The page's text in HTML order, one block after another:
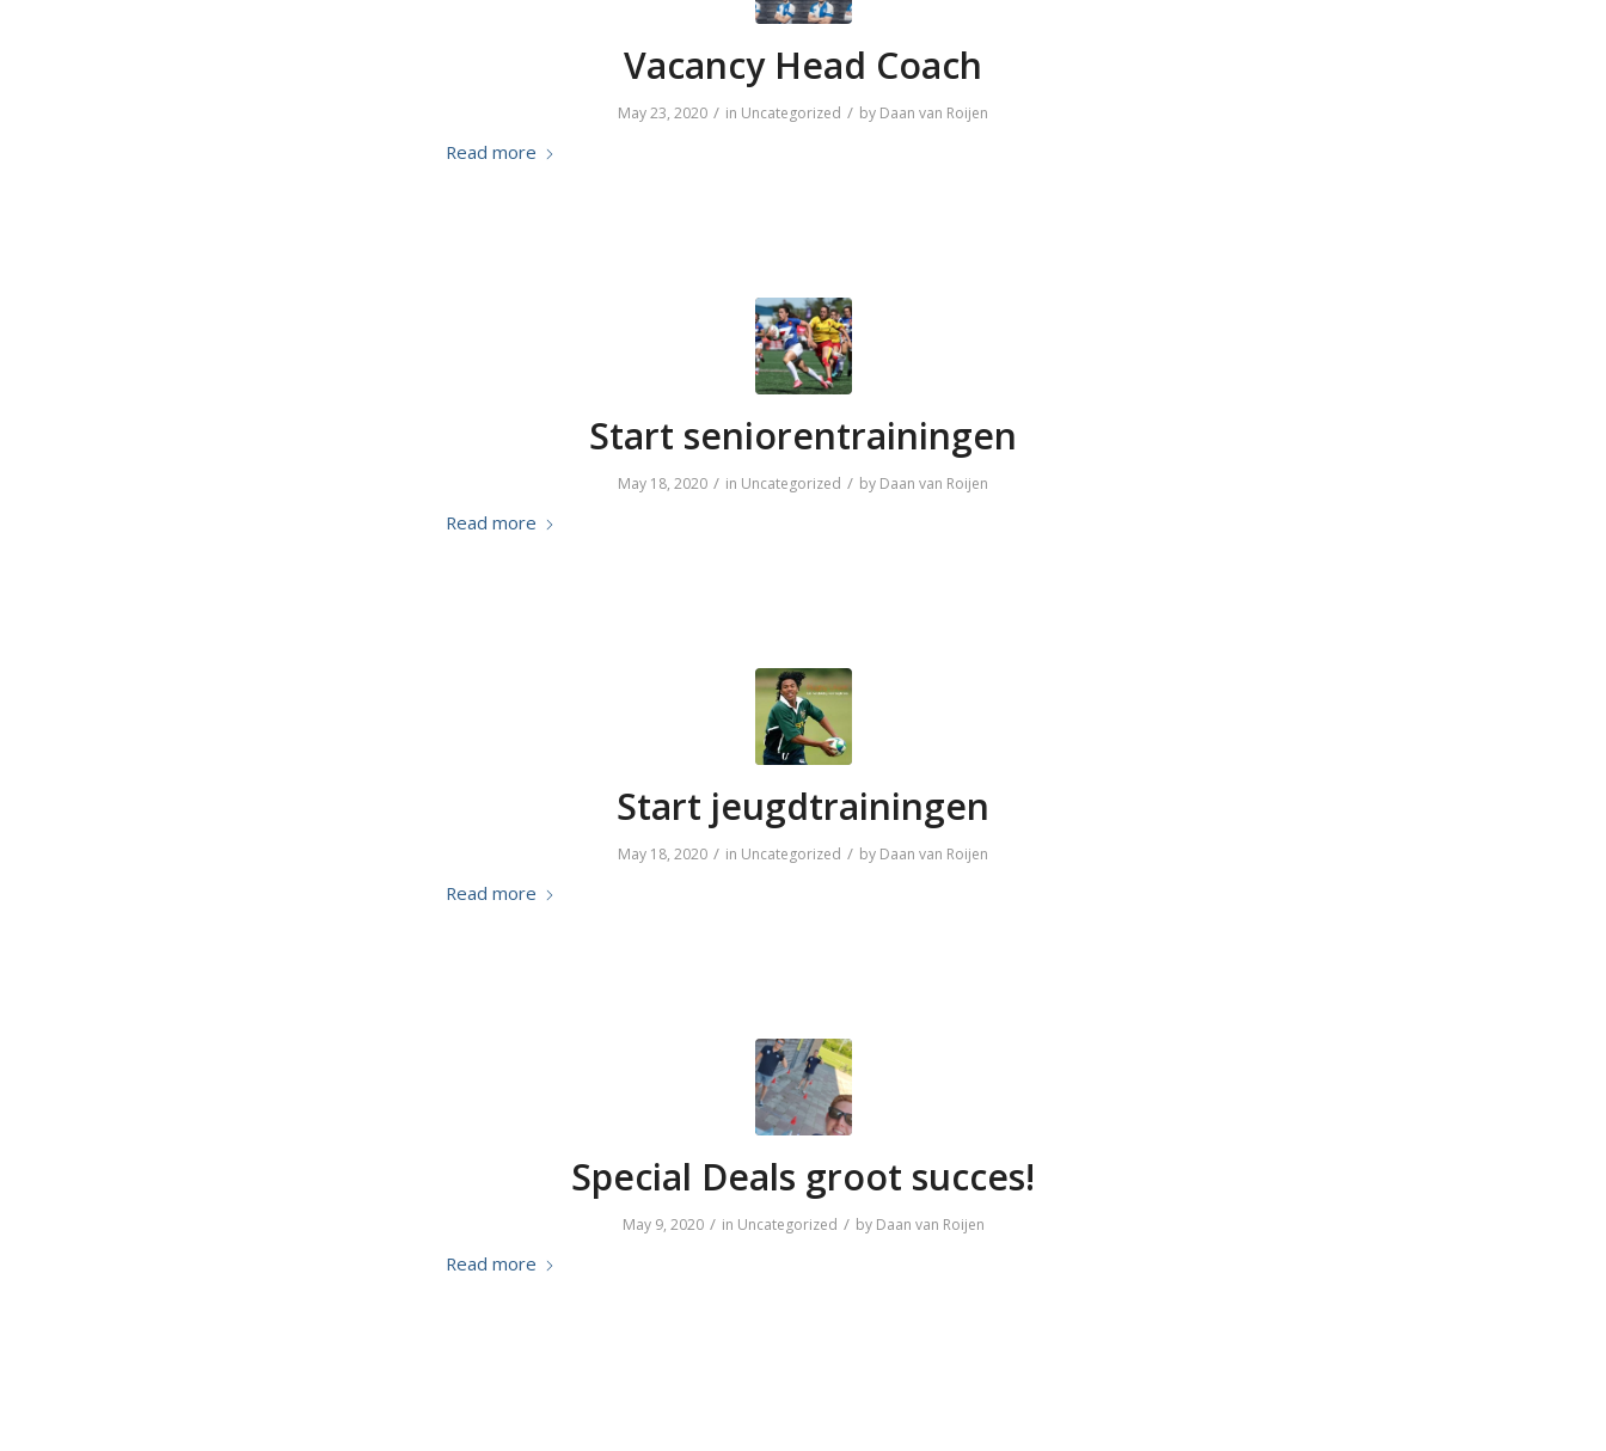
Vacancy Head Coach
May 23, 2020 / in Uncategorized / by Daan van Roijen
Read more
Start seniorentrainingen
May 18, 2020 / in Uncategorized / by Daan van Roijen
Read more
Start jeugdtrainingen
May 18, 2020 / in Uncategorized / by Daan van Roijen
Read more
Special Deals groot succes!
May 9, 2020 / in Uncategorized / by Daan van Roijen
Read more